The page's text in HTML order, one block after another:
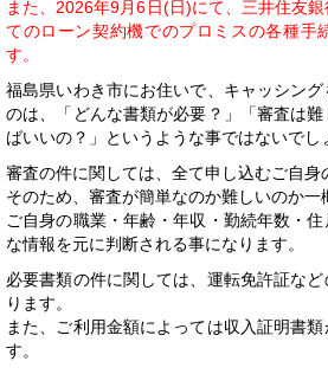
また、2026年9月6日(日)にて、三井住友
てのローン契約機でのプロミスの各種手
す。
福島県いわき市にお住いで、キャッシン
のは、「どんな書類が必要？」「審査は
ばいいの？」というような事ではないでし
審査の件に関しては、全て申し込むご自身
そのため、審査が簡単なのか難しいのか一
ご自身の職業・年齢・年収・勤続年数・
な情報を元に判断される事になります。
必要書類の件に関しては、運転免許証な
ります。
また、ご利用金額によっては収入証明書
す。